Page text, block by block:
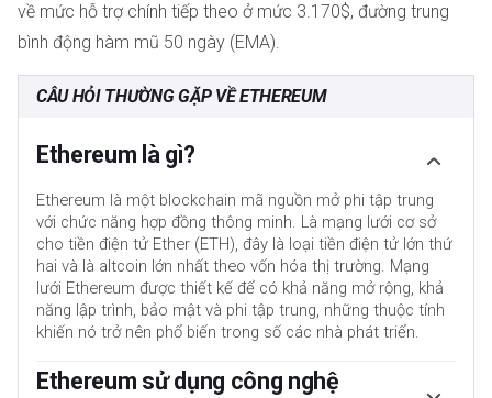
về mức hỗ trợ chính tiếp theo ở mức 3.170$, đường trung
bình động hàm mũ 50 ngày (EMA).
CÂU HỎI THƯỜNG GẶP VỀ ETHEREUM
Ethereum là gì?
Ethereum là một blockchain mã nguồn mở phi tập trung
với chức năng hợp đồng thông minh. Là mạng lưới cơ sở
cho tiền điện tử Ether (ETH), đây là loại tiền điện tử lớn thứ
hai và là altcoin lớn nhất theo vốn hóa thị trường. Mạng
lưới Ethereum được thiết kế để có khả năng mở rộng, khả
năng lập trình, bảo mật và phi tập trung, những thuộc tính
khiến nó trở nên phổ biến trong số các nhà phát triển.
Ethereum sử dụng công nghệ